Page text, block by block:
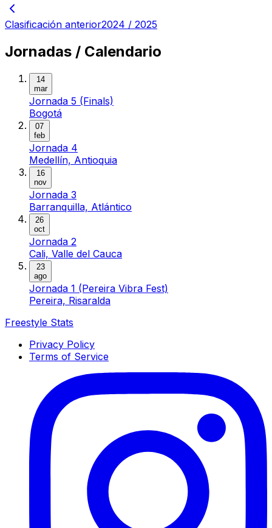
Clasificación anterior2024 / 2025
Jornadas / Calendario
14
mar
Jornada 5 (Finals)
Bogotá
07
feb
Jornada 4
Medellín, Antioquia
16
nov
Jornada 3
Barranquilla, Atlántico
26
oct
Jornada 2
Cali, Valle del Cauca
23
ago
Jornada 1 (Pereira Vibra Fest)
Pereira, Risaralda
Freestyle Stats
Privacy Policy
Terms of Service